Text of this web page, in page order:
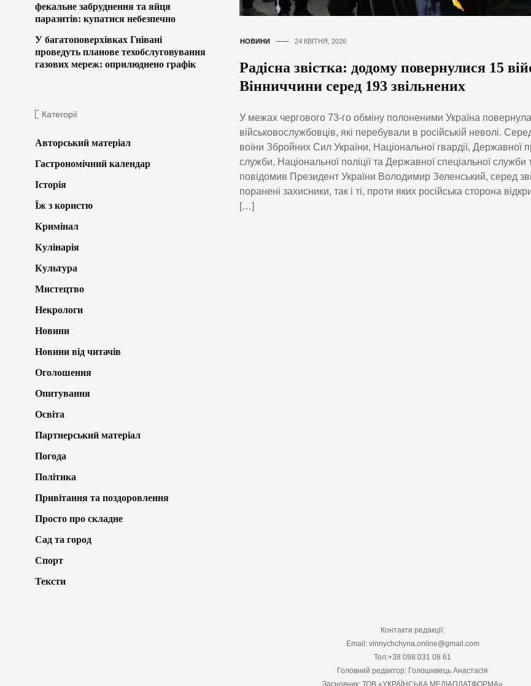
НОВИНИ 24 КВІТНЯ, 2026
Радісна звістка: додому повернулися 15
Вінниччини серед 193 звільнених
У межах чергового 73-го обміну полоненими Україна
військовослужбовців, які перебували в російській неволі.
воїни Збройних Сил України, Національної гвардії, Державної
служби, Національної поліції та Державної спеціальної служби
повідомив Президент України Володимир Зеленський, серед
поранені захисники, так і ті, проти яких російська сторона
[…]
фекальне забруднення та яйця
паразитів: купатися небезпечно
У багатоповерхівках Гнівані
проведуть планове техобслуговування
газових мереж: оприлюднено графік
Категорії
Авторський матеріал
Гастрономічний календар
Історія
Їж з користю
Кримінал
Кулінарія
Культура
Мистецтво
Некрологи
Новини
Новини від читачів
Оголошення
Опитування
Освіта
Партнерський матеріал
Погода
Політика
Привітання та поздоровлення
Просто про складне
Сад та город
Спорт
Тексти
Контакти редакції:
Email: vinnychchyna.online@gmail.com
Тел:+38 098 031 08 61
Головний редактор: Голошивець Анастасія
Засновник: ТОВ «УКРАЇНСЬКА МЕДІАПЛАТФОРМА»